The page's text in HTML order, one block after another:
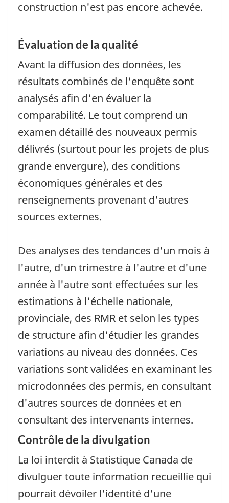
construction n'est pas encore achevée.
Évaluation de la qualité
Avant la diffusion des données, les
résultats combinés de l'enquête sont
analysés afin d'en évaluer la
comparabilité. Le tout comprend un
examen détaillé des nouveaux permis
délivrés (surtout pour les projets de plus
grande envergure), des conditions
économiques générales et des
renseignements provenant d'autres
sources externes.
Des analyses des tendances d'un mois à
l'autre, d'un trimestre à l'autre et d'une
année à l'autre sont effectuées sur les
estimations à l'échelle nationale,
provinciale, des RMR et selon les types
de structure afin d'étudier les grandes
variations au niveau des données. Ces
variations sont validées en examinant les
microdonnées des permis, en consultant
d'autres sources de données et en
consultant des intervenants internes.
Contrôle de la divulgation
La loi interdit à Statistique Canada de
divulguer toute information recueillie qui
pourrait dévoiler l'identité d'une